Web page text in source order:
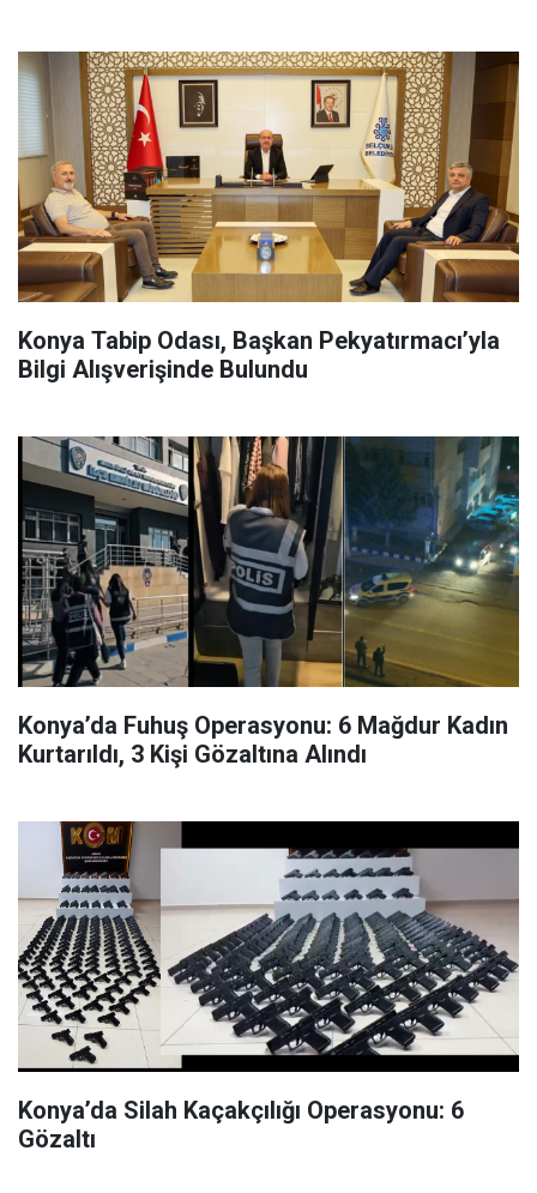
Konya Tabip Odası, Başkan Pekyatırmacı’yla
Bilgi Alışverişinde Bulundu
Konya’da Fuhuş Operasyonu: 6 Mağdur Kadın
Kurtarıldı, 3 Kişi Gözaltına Alındı
Konya’da Silah Kaçakçılığı Operasyonu: 6
Gözaltı